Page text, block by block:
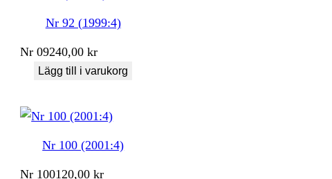
Nr 92 (1999:4)
Nr 09240,00kr
Lägg till i varukorg
Nr 100 (2001:4)
Nr 100120,00kr